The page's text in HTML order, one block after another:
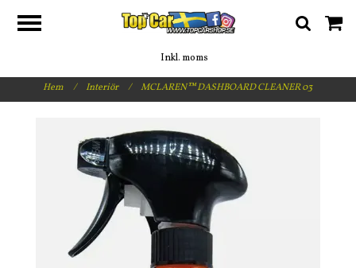
Inkl. moms
Hem / Interiör / MCLAREN™ DASHBOARD CLEANER 03